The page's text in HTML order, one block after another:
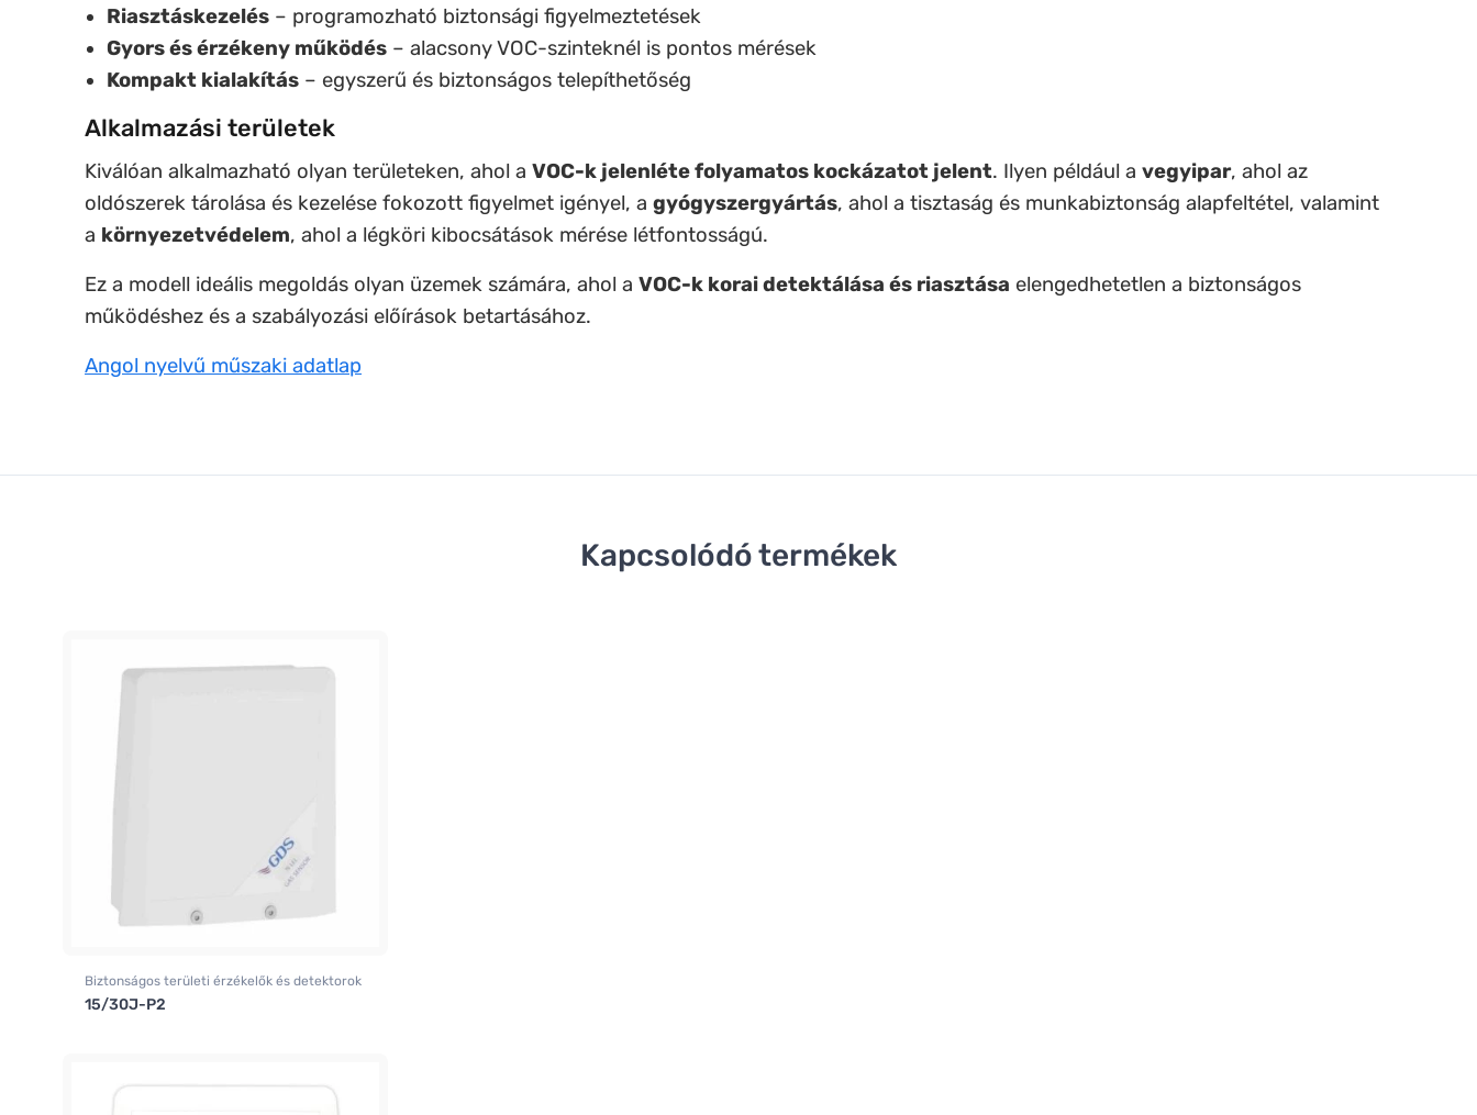
Riasztáskezelés – programozható biztonsági figyelmeztetések
Gyors és érzékeny működés – alacsony VOC-szinteknél is pontos mérések
Kompakt kialakítás – egyszerű és biztonságos telepíthetőség
Alkalmazási területek
Kiválóan alkalmazható olyan területeken, ahol a VOC-k jelenléte folyamatos kockázatot jelent. Ilyen például a vegyipar, ahol az
oldószerek tárolása és kezelése fokozott figyelmet igényel, a gyógyszergyártás, ahol a tisztaság és munkabiztonság alapfeltétel, valamint
a környezetvédelem, ahol a légköri kibocsátások mérése létfontosságú.
Ez a modell ideális megoldás olyan üzemek számára, ahol a VOC-k korai detektálása és riasztása elengedhetetlen a biztonságos
működéshez és a szabályozási előírások betartásához.
Angol nyelvű műszaki adatlap
Kapcsolódó termékek
Biztonságos területi érzékelők és detektorok
15/30J-P2